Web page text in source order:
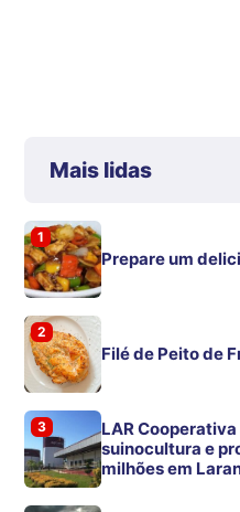
Mais lidas
1
Prepare um
2
Filé de Peito de
3
LAR
suinocultura e
milhões em